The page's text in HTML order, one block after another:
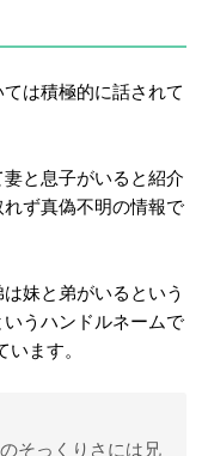
は積極的に話されて
と息子がいると紹介
ず真偽不明の情報で
妹と弟がいるという
うハンドルネームで
ます。
そっくりさには兄